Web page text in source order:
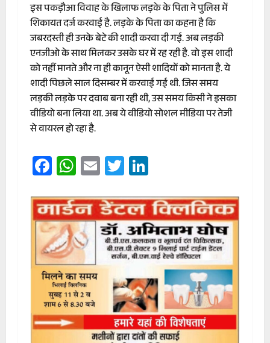
इस पकड़ौआ विवाह के खिलाफ लड़के के पिता ने पुलिस में
शिकायत दर्ज करवाई है. लड़के के पिता का कहना है कि
जबरदस्ती ही उनके बेटे की शादी करवा दी गई. अब लड़की
एनजीओ के साथ मिलकर उसके घर में रह रही है. वो इस शादी
को नहीं मानते और ना ही कानून ऐसी शादियों को मानता है. ये
शादी पिछले साल दिसम्बर में करवाई गई थी. जिस समय
लड़की लड़के पर दवाब बना रही थी, उस समय किसी ने इसका
वीडियो बना लिया था. अब ये वीडियो सोशल मीडिया पर तेजी
से वायरल हो रहा है.
Facebook
WhatsApp
EmailTwitter